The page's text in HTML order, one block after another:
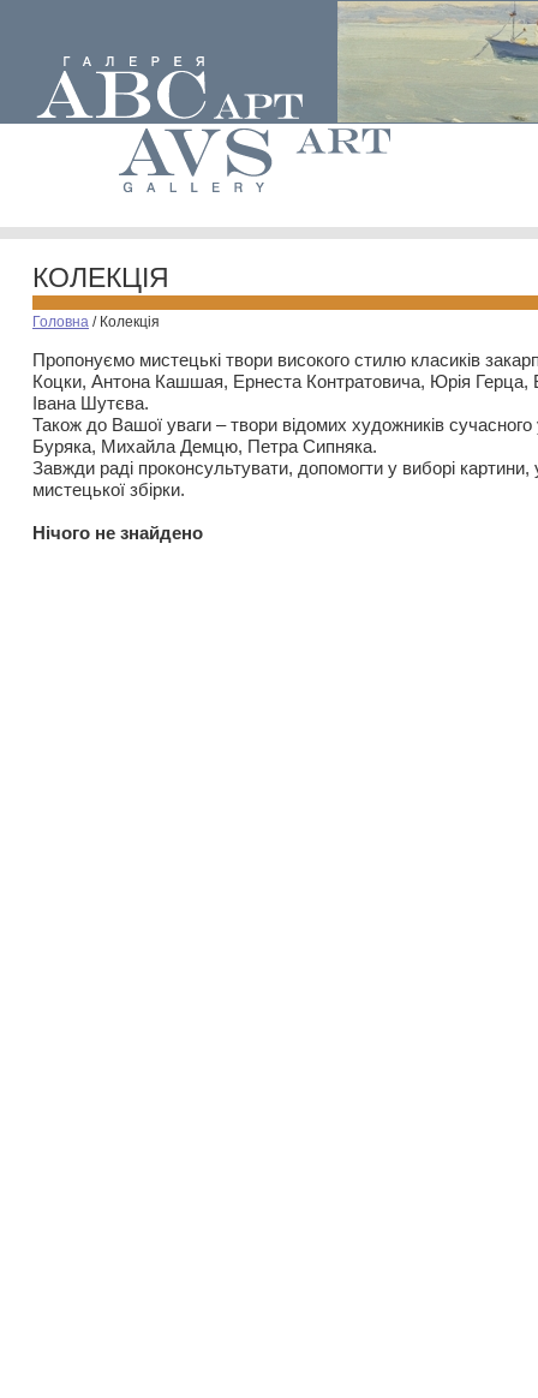
КОЛЕКЦІЯ
Головна / Колекція
Пропонуємо мистецькі твори високого стилю класиків
Коцки, Антона Кашшая, Ернеста Контратовича, Юрія
Івана Шутєва.
Також до Вашої уваги – твори відомих художників
Буряка, Михайла Демцю, Петра Сипняка.
Завжди раді проконсультувати, допомогти у виборі картини,
мистецької збірки.
Нiчого не знайдено